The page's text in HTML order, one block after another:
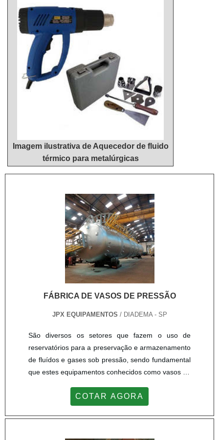
singular, por meio de profissionais treinados e
altamente qualificados. A Hidrohouse Aquecedores
é uma empresa que tem sido apontada de forma
positiva no segmento por toda seriedade e
qualidade, o que fecha todo o ciclo de entrega com
excelência para seus parceiros....
desnecessários.Existem diversos motivos para a
Hidrohouse Aquecedores ter se tornado destaque
quando pensamos em uma empresa que entrega
confiança e serviços de qualidade. Alguns desses
motivos são: Comprometida com seus serviços;
Responsável; Altamente qualificada; Inovadora;
Segura.CONHEÇAMOS MAIS SOBRE A MELHOR
EMPRESA NO SEGMENTOApenas na Hidrohouse
Aquecedores é possível encontrar o que há de
melhor em reparo aquecedor a gás. Sempre de
venda de aquecedor a gás e manutenção de
aquecedor a gás 30 litros.Isso se deve ao fato de a
adquiridas porque investiu em uma estrutura que
hoje conta com escritório de alta qualidade onde
são realizadas as atividades e biblioteca técnica de
apoio.Tudo isso, somado à performance de uma
equipe multidisciplinar de consultores associados e
profissionais com vasta experiência na área de
atuação, garante uma entrega de excelência de
ponta a ponta....
Imagem ilustrativa de Aquecedor de fluido
térmico para metalúrgicas
FÁBRICA DE VASOS DE PRESSÃO
JPX EQUIPAMENTOS / DIADEMA - SP
São diversos os setores que fazem o uso de
reservatórios para a preservação e armazenamento
de fluídos e gases sob pressão, sendo fundamental
que estes equipamentos conhecidos como vasos de
Compreender a função exercida pela fábrica de
esteja comprando um equipamento seguro e dentro
COTAR AGORA